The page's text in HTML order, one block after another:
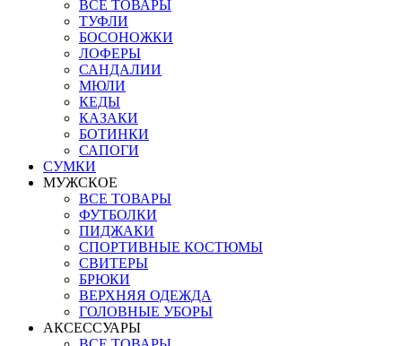
ВСЕ ТОВАРЫ
ТУФЛИ
БОСОНОЖКИ
ЛОФЕРЫ
САНДАЛИИ
МЮЛИ
КЕДЫ
КАЗАКИ
БОТИНКИ
САПОГИ
СУМКИ
МУЖСКОЕ
ВСЕ ТОВАРЫ
ФУТБОЛКИ
ПИДЖАКИ
СПОРТИВНЫЕ КОСТЮМЫ
СВИТЕРЫ
БРЮКИ
ВЕРХНЯЯ ОДЕЖДА
ГОЛОВНЫЕ УБОРЫ
АКСЕССУАРЫ